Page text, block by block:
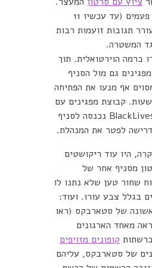
הוא נצפה מיליוני פעמים (עד עכשיו 11
תגובות זועמות רבות
המשטרה.
ברמה הוירטואלית. תוך
גם מול הסניף
אף מנעו את הפתיחה
קבוצת מפגינים עם
כרזות #BlackLivesMatter נכנסה לסניף
לפטר את המנהלת.
היו עוד ריקושטים
מסניף אחר של
שחור טען שלא נתנו לו
בגלל צבע עורו. ועוד:
של סטארבקס (ראו
מאחד הארגונים
קופונים מזויפים
של סטארבקס, עליהם